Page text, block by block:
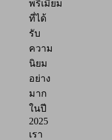
พรีเมียม
ที่ได้
รับ
ความ
นิยม
อย่าง
มาก
ในปี
2025
เรา